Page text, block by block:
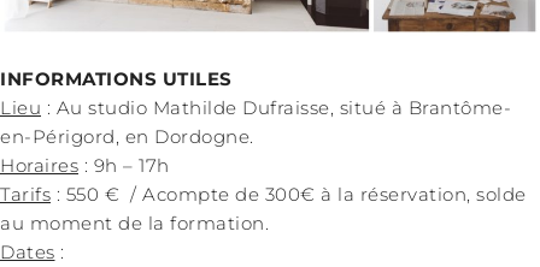
INFORMATIONS UTILES
Lieu : Au studio Mathilde Dufraisse, situé à Brantôme-
en-Périgord, en Dordogne.
Horaires : 9h – 17h
Tarifs : 550 € / Acompte de 300€ à la réservation, solde
au moment de la formation.
Dates :